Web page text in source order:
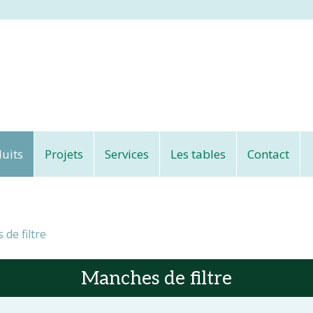
Projets Services Les tables Contact
de filtre
Manches de filtre